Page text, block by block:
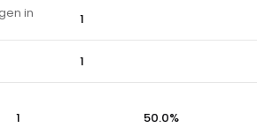
in 1
1
1 50.0%